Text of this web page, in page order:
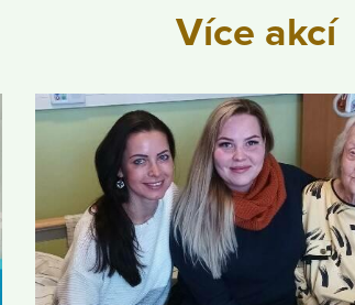
Více akcí